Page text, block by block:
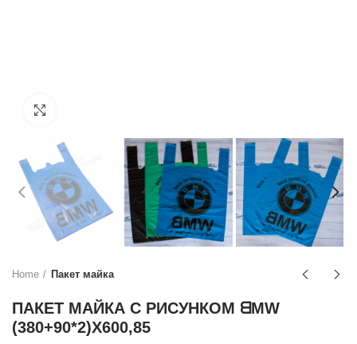
Home Пакет майка
ПАКЕТ МАЙКА С РИСУНКОМ ᗺMW
(380+90*2)Х600,85